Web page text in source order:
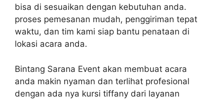
bisa di sesuaikan dengan kebutuhan anda.
proses pemesanan mudah, penggiriman tepat
waktu, dan tim kami siap bantu penataan di
lokasi acara anda.
Bintang Sarana Event akan membuat acara
anda makin nyaman dan terlihat profesional
dengan ada nya kursi tiffany dari layanan